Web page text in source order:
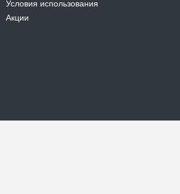
Условия использования
Акции